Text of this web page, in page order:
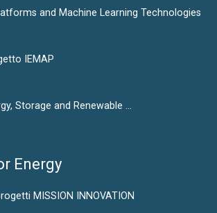
and Machine Learning Technologies
IEMAP
Storage and Renewable …
Energy
MISSION INNOVATION